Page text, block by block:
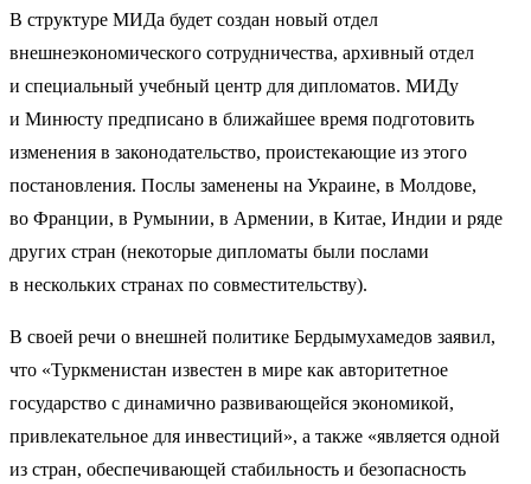
В структуре МИДа будет создан новый отдел
внешнеэкономического сотрудничества, архивный отдел
и специальный учебный центр для дипломатов. МИДу
и Минюсту предписано в ближайшее время подготовить
изменения в законодательство, проистекающие из этого
постановления. Послы заменены на Украине, в Молдове,
во Франции, в Румынии, в Армении, в Китае, Индии и ряде
других стран (некоторые дипломаты были послами
в нескольких странах по совместительству).
В своей речи о внешней политике Бердымухамедов заявил,
что «Туркменистан известен в мире как авторитетное
государство с динамично развивающейся экономикой,
привлекательное для инвестиций», а также «является одной
из стран, обеспечивающей стабильность и безопасность